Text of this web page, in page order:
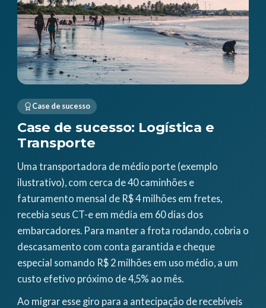
Case de sucesso
Case de sucesso: Logística e
Transporte
Uma transportadora de médio porte (exemplo
ilustrativo), com cerca de 40 caminhões e
faturamento mensal de R$ 4 milhões em fretes,
recebia seus CT-e em média em 60 dias dos
embarcadores. Para manter a frota rodando, cobria o
descasamento com conta garantida e cheque
especial somando R$ 2 milhões em uso médio, a um
custo efetivo próximo de 4,5% ao mês.
Ao migrar esse giro para a antecipação de recebíveis